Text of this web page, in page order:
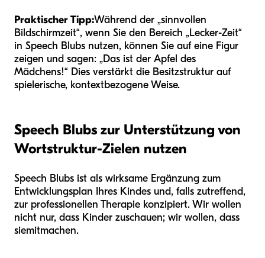
Praktischer Tipp:Während der „sinnvollen
Bildschirmzeit“, wenn Sie den Bereich „Lecker-Zeit“
in Speech Blubs nutzen, können Sie auf eine Figur
zeigen und sagen: „Das ist der Apfel des
Mädchens!“ Dies verstärkt die Besitzstruktur auf
spielerische, kontextbezogene Weise.
Speech Blubs zur Unterstützung von
Wortstruktur-Zielen nutzen
Speech Blubs ist als wirksame Ergänzung zum
Entwicklungsplan Ihres Kindes und, falls zutreffend,
zur professionellen Therapie konzipiert. Wir wollen
nicht nur, dass Kinder zuschauen; wir wollen, dass
siemitmachen.